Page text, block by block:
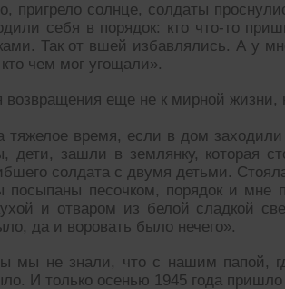
пригрело солнце, солдаты
себя в порядок: кто что-то
Так от вшей избавлялись. А у
чем мог угощали».
возвращения еще не к мирной жизни,
тяжелое время, если в дом
дети, зашли в землянку, которая
солдата с двумя детьми.
посыпаны песочком, порядок и мне
и отваром из белой сладкой
да и воровать было нечего».
мы не знали, что с нашим папой,
И только осенью 1945 года